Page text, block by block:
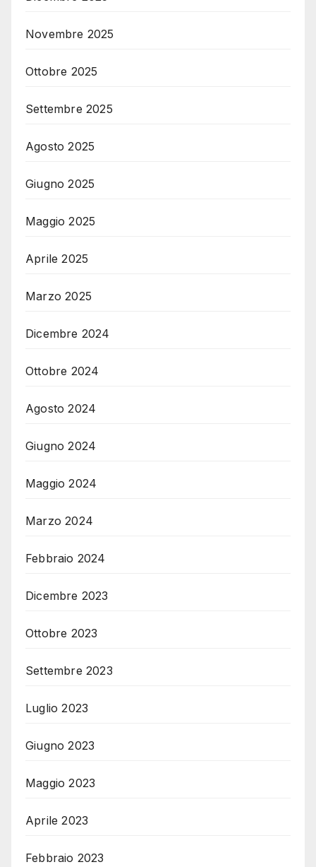
Novembre 2025
Ottobre 2025
Settembre 2025
Agosto 2025
Giugno 2025
Maggio 2025
Aprile 2025
Marzo 2025
Dicembre 2024
Ottobre 2024
Agosto 2024
Giugno 2024
Maggio 2024
Marzo 2024
Febbraio 2024
Dicembre 2023
Ottobre 2023
Settembre 2023
Luglio 2023
Giugno 2023
Maggio 2023
Aprile 2023
Febbraio 2023